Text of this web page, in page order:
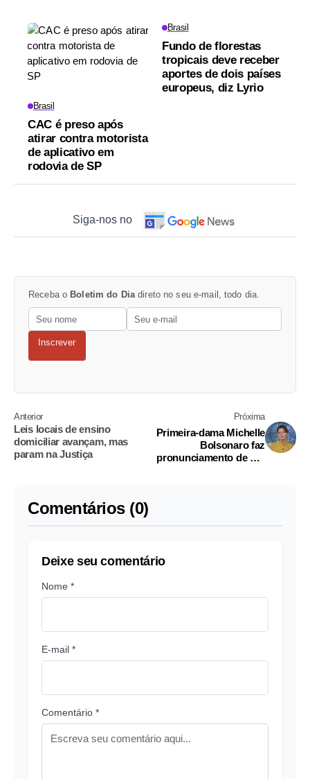
Brasil
CAC é preso após
atirar contra motorista
de aplicativo em
rodovia de SP
Brasil
Fundo de florestas
tropicais deve receber
aportes de dois países
europeus, diz Lyrio
Siga-nos no
Receba o Boletim do Dia direto no seu e-mail, todo dia.
Inscrever
Anterior
Leis locais de ensino
domiciliar avançam, mas
param na Justiça
Próxima
Primeira-dama Michelle
Bolsonaro faz
pronunciamento de Dia
Comentários (0)
Deixe seu comentário
Nome *
E-mail *
Comentário *